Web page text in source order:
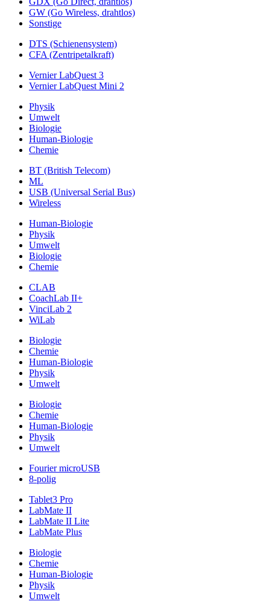
GW (Go Wireless, drahtlos)
Sonstige
DTS (Schienensystem)
CFA (Zentripetalkraft)
Vernier LabQuest 3
Vernier LabQuest Mini 2
Physik
Umwelt
Biologie
Human-Biologie
Chemie
BT (British Telecom)
ML
USB (Universal Serial Bus)
Wireless
Human-Biologie
Physik
Umwelt
Biologie
Chemie
CLAB
CoachLab II+
VinciLab 2
WiLab
Biologie
Chemie
Human-Biologie
Physik
Umwelt
Biologie
Chemie
Human-Biologie
Physik
Umwelt
Fourier microUSB
8-polig
Tablet3 Pro
LabMate II
LabMate II Lite
LabMate Plus
Biologie
Chemie
Human-Biologie
Physik
Umwelt